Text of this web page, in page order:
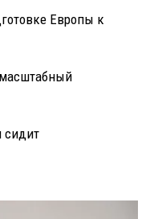
Европы к
сидит